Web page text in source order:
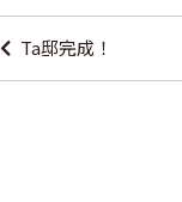
稿
ナTa邸完成！